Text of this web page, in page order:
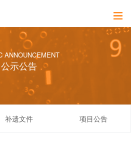
ANNOUNCEMENT
公示公告
补遗文件 项目公告